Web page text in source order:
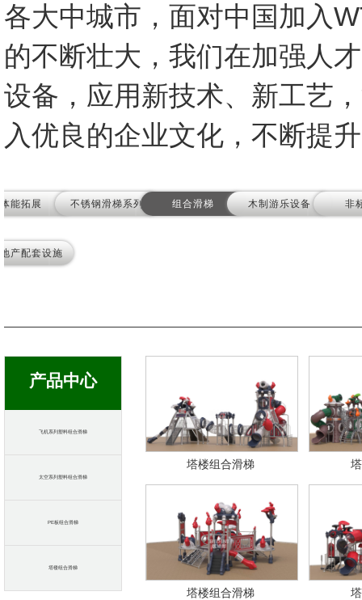
各大中城市，面对中国加入
的不断壮大，我们在加强人
设备，应用新技术、新工艺
入优良的企业文化，不断提
体能拓展 不锈钢滑梯系列 组合滑梯 木制游乐设备 非
产配套设施
产品中心
飞机系列塑料组合滑梯
太空系列塑料组合滑梯
PE板组合滑梯
塔楼组合滑梯
塔楼组合滑梯
塔楼组合滑梯